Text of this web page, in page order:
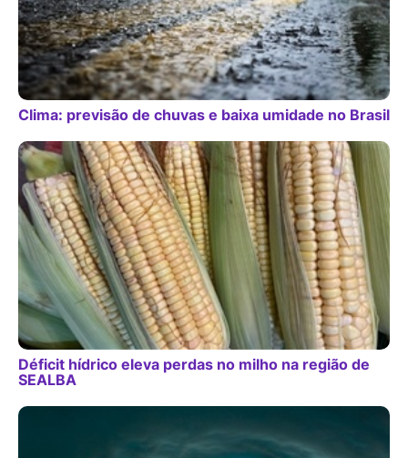
Clima: previsão de chuvas e baixa umidade no Brasil
Déficit hídrico eleva perdas no milho na região de
SEALBA